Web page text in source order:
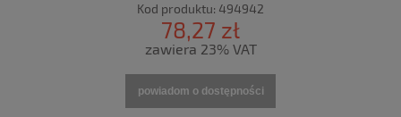
Kod produktu: 494942
78,27 zł
zawiera 23% VAT
powiadom o dostępności